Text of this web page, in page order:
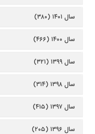
سال ۱۴۰۱ (۳۸۰)
سال ۱۴۰۰ (۴۶۶)
سال ۱۳۹۹ (۳۲۱)
سال ۱۳۹۸ (۳۱۴)
سال ۱۳۹۷ (۴۱۵)
سال ۱۳۹۶ (۲۰۵)